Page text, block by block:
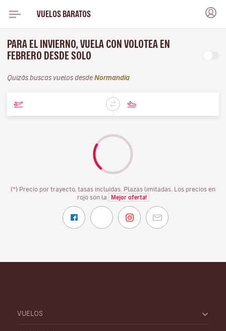
VUELOS BARATOS
PARA EL INVIERNO, VUELA CON VOLOTEA EN
FEBRERO DESDE SOLO
Quizás buscas vuelos desde Normandía
(*) Precio por trayecto, tasas incluidas. Plazas limitadas. Los precios en
rojo son la
Mejor oferta!
VUELOS